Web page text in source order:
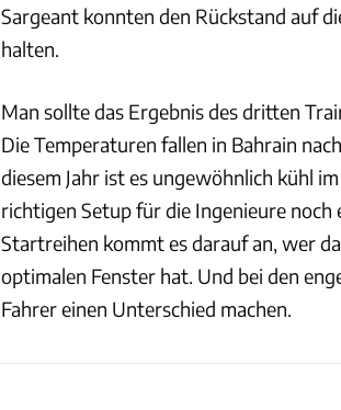
Sargeant konnten den Rückstand auf
halten.
Man sollte das Ergebnis des dritten
Die Temperaturen fallen in Bahrain
diesem Jahr ist es ungewöhnlich kühl
richtigen Setup für die Ingenieure
Startreihen kommt es darauf an, wer
optimalen Fenster hat. Und bei den
Fahrer einen Unterschied machen.